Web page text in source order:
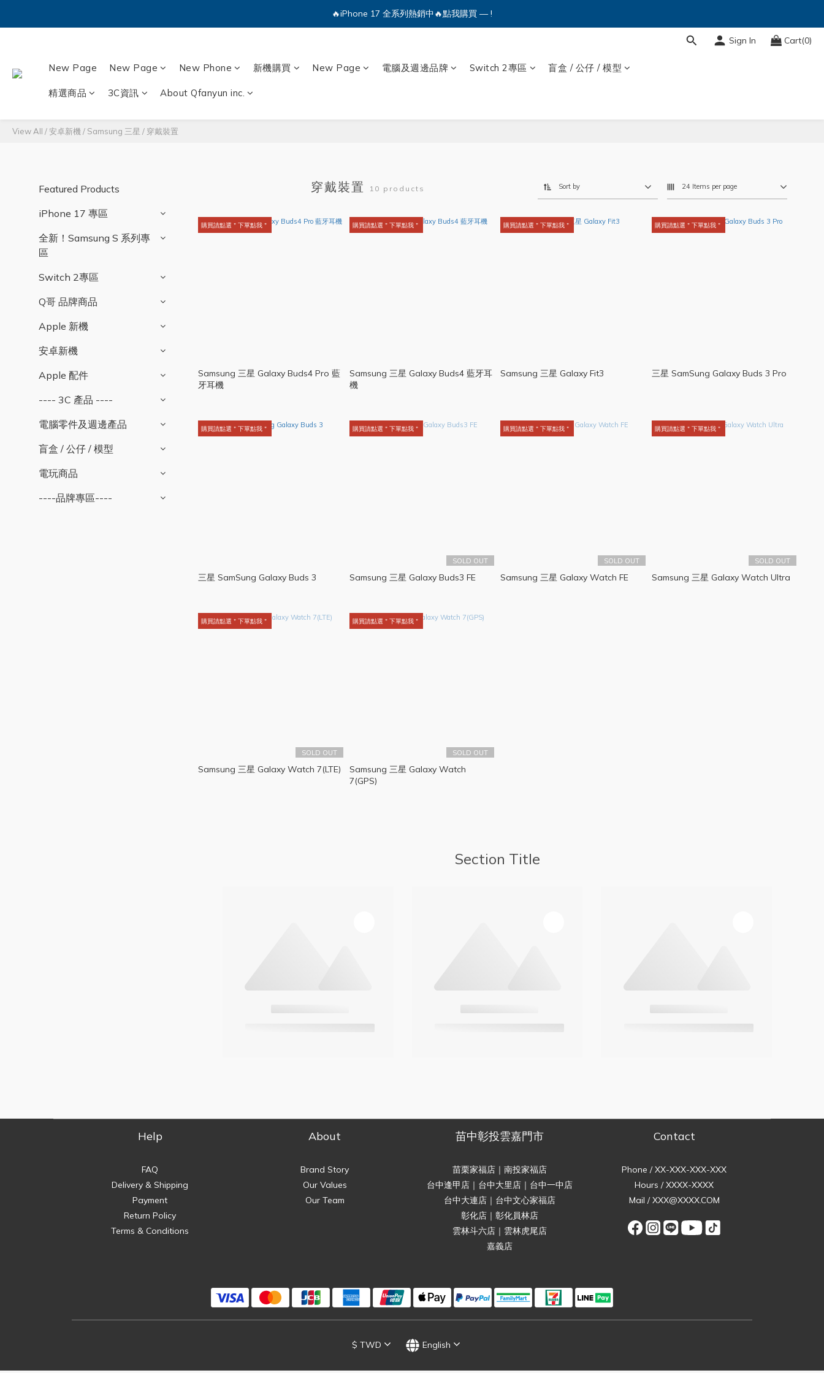
🔥iPhone 17 全系列熱銷中🔥點我購買 — !
🔥iPhone 17 全系列熱銷中🔥點我購買 — !
🔥iPhone 17 全系列熱銷中🔥點我購買 — !
Sign In Cart(0)
New Page New Page New Phone 新機購買 New Page 電腦及週邊品牌 Switch 2專區 盲盒 / 公仔 / 模型
精選商品 3C資訊 About Qfanyun inc.
View All /安卓新機 / Samsung 三星 / 穿戴裝置
Featured Products
iPhone 17 專區
全新！Samsung S 系列專
區
Switch 2專區
Q哥 品牌商品
Apple 新機
安卓新機
Apple 配件
---- 3C 產品 ----
電腦零件及週邊產品
盲盒 / 公仔 / 模型
電玩商品
----品牌專區----
穿戴裝置 10 products Sort by 24 Items per page
購買請點選＂下單點我＂
Samsung 三星 Galaxy Buds4 Pro 藍
牙耳機
購買請點選＂下單點我＂
Samsung 三星 Galaxy Buds4 藍牙耳
機
購買請點選＂下單點我＂
Samsung 三星 Galaxy Fit3
購買請點選＂下單點我＂
三星 SamSung Galaxy Buds 3 Pro
購買請點選＂下單點我＂
三星 SamSung Galaxy Buds 3
購買請點選＂下單點我＂
SOLD OUT
Samsung 三星 Galaxy Buds3 FE
購買請點選＂下單點我＂
SOLD OUT
Samsung 三星 Galaxy Watch FE
購買請點選＂下單點我＂
SOLD OUT
Samsung 三星 Galaxy Watch Ultra
購買請點選＂下單點我＂
SOLD OUT
Samsung 三星 Galaxy Watch 7(LTE)
購買請點選＂下單點我＂
SOLD OUT
Samsung 三星 Galaxy Watch
7(GPS)
Section Title
Help
FAQ
Delivery & Shipping
Payment
Return Policy
Terms & Conditions
About
Brand Story
Our Values
Our Team
苗中彰投雲嘉門市
苗栗家福店｜南投家福店
台中逢甲店｜台中大里店｜台中一中店
台中大連店｜台中文心家福店
彰化店｜彰化員林店
雲林斗六店｜雲林虎尾店
嘉義店
Contact
Phone / XX-XXX-XXX-XXX
Hours / XXXX-XXXX
Mail / XXX@XXXX.COM
$ TWD English